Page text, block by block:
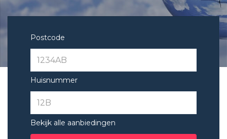
Postcode
Huisnummer
Bekijk alle aanbiedingen